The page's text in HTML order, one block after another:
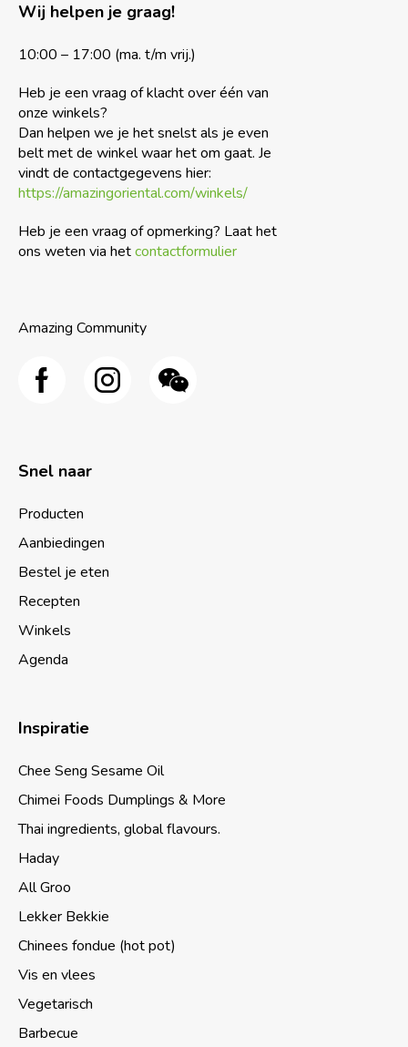
Wij helpen je graag!
10:00 – 17:00 (ma. t/m vrij.)
Heb je een vraag of klacht over één van
onze winkels?
Dan helpen we je het snelst als je even
belt met de winkel waar het om gaat. Je
vindt de contactgegevens hier:
https://amazingoriental.com/winkels/
Heb je een vraag of opmerking? Laat het
ons weten via hetcontactformulier
Amazing Community
Snel naar
Producten
Aanbiedingen
Bestel je eten
Recepten
Winkels
Agenda
Inspiratie
Chee Seng Sesame Oil
Chimei Foods Dumplings & More
Thai ingredients, global flavours.
Haday
All Groo
Lekker Bekkie
Chinees fondue (hot pot)
Vis en vlees
Vegetarisch
Barbecue